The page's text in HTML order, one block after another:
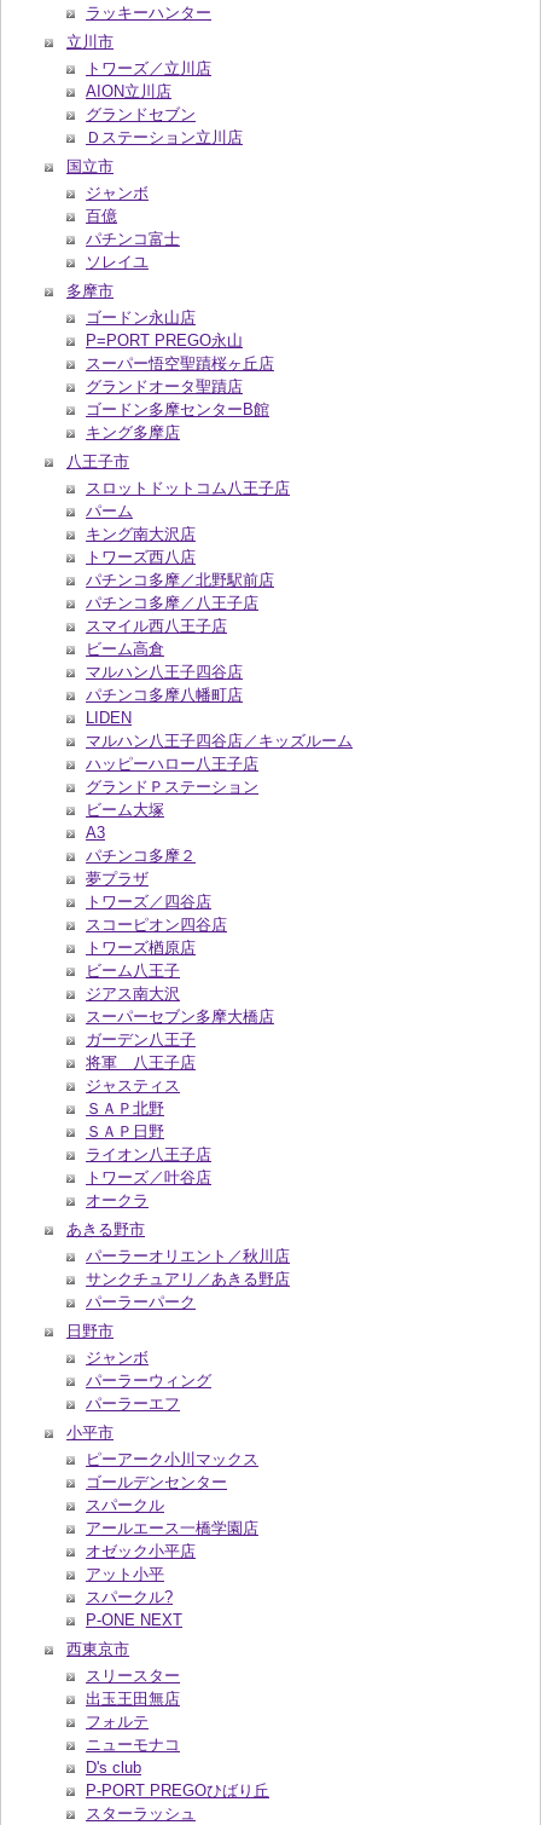
ラッキーハンター
立川市
トワーズ／立川店
AION立川店
グランドセブン
Ｄステーション立川店
国立市
ジャンボ
百億
パチンコ富士
ソレイユ
多摩市
ゴードン永山店
P=PORT PREGO永山
スーパー悟空聖蹟桜ヶ丘店
グランドオータ聖蹟店
ゴードン多摩センターB館
キング多摩店
八王子市
スロットドットコム八王子店
パーム
キング南大沢店
トワーズ西八店
パチンコ多摩／北野駅前店
パチンコ多摩／八王子店
スマイル西八王子店
ビーム高倉
マルハン八王子四谷店
パチンコ多摩八幡町店
LIDEN
マルハン八王子四谷店／キッズルーム
ハッピーハロー八王子店
グランドＰステーション
ビーム大塚
A3
パチンコ多摩２
夢プラザ
トワーズ／四谷店
スコーピオン四谷店
トワーズ楢原店
ビーム八王子
ジアス南大沢
スーパーセブン多摩大橋店
ガーデン八王子
将軍 八王子店
ジャスティス
ＳＡＰ北野
ＳＡＰ日野
ライオン八王子店
トワーズ／叶谷店
オークラ
あきる野市
パーラーオリエント／秋川店
サンクチュアリ／あきる野店
パーラーパーク
日野市
ジャンボ
パーラーウィング
パーラーエフ
小平市
ピーアーク小川マックス
ゴールデンセンター
スパークル
アールエース一橋学園店
オゼック小平店
アット小平
スパークル?
P-ONE NEXT
西東京市
スリースター
出玉王田無店
フォルテ
ニューモナコ
D's club
P-PORT PREGOひばり丘
スターラッシュ